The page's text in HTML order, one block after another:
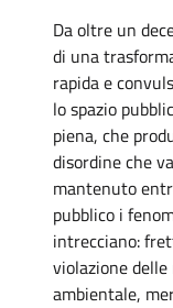
Da oltre un
di una
rapida e
lo spazio
piena, che
disordine che
mantenuto
pubblico i
intrecciano:
violazione
ambientale,